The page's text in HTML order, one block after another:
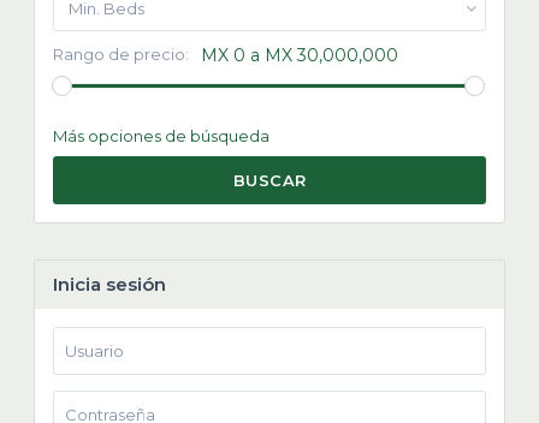
Min. Beds
Rango de precio: MX 0 a MX 30,000,000
Más opciones de búsqueda
BUSCAR
Inicia sesión